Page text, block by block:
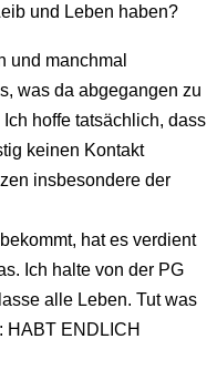
und Leben haben?
und manchmal
was da abgegangen zu
hoffe tatsächlich, dass
keinen Kontakt
insbesondere der
hat es verdient
Ich halte von der PG
alle Leben. Tut was
HABT ENDLICH